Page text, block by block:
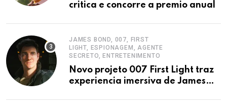
critica e concorre a premio anual
JAMES BOND, 007, FIRST
LIGHT, ESPIONAGEM, AGENTE
SECRETO, ENTRETENIMENTO
Novo projeto 007 First Light traz
experiencia imersiva de James